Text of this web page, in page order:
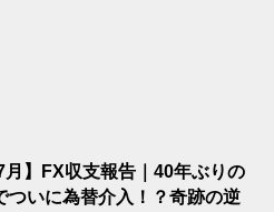
月】FX収支報告｜40年ぶりの
ついに為替介入！？奇跡の逆